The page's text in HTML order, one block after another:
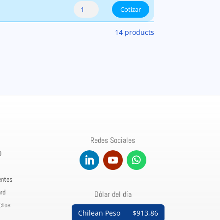
Pipe Flange: Flange - Blind PVC-SCH-80
Cotizar
14 products
Redes Sociales
Dólar del día
Chilean Peso $913,86